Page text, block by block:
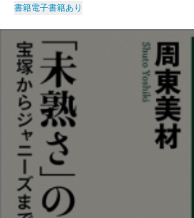
書籍電子書籍あり